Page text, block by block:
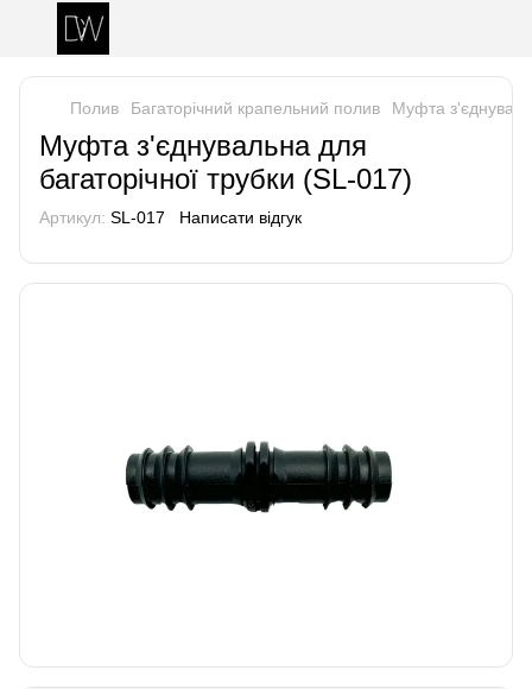
Полив Багаторічний крапельний полив Муфта
Муфта з'єднувальна для
багаторічної трубки (SL-017)
Артикул: SL-017 Написати відгук